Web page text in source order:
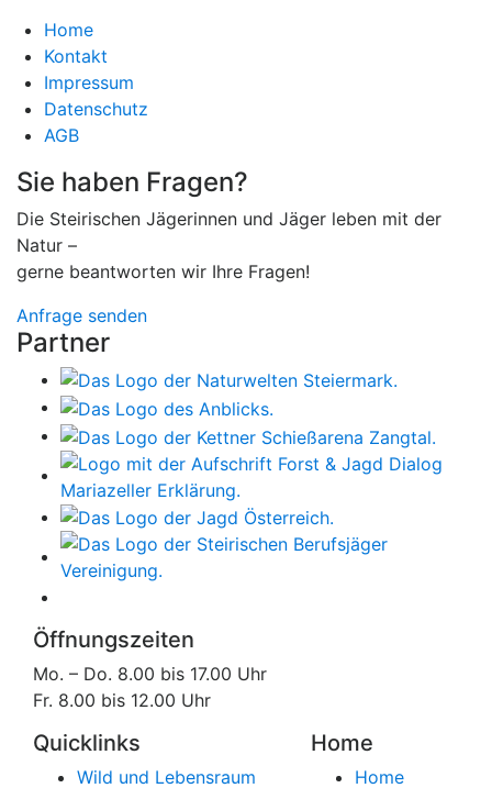
Home
Kontakt
Impressum
Datenschutz
AGB
Sie haben Fragen?
Die Steirischen Jägerinnen und Jäger leben mit der
Natur –
gerne beantworten wir Ihre Fragen!
Anfrage senden
Partner
Öffnungszeiten
Mo. – Do. 8.00 bis 17.00 Uhr
Fr. 8.00 bis 12.00 Uhr
Quicklinks
Wild und Lebensraum
Home
Home